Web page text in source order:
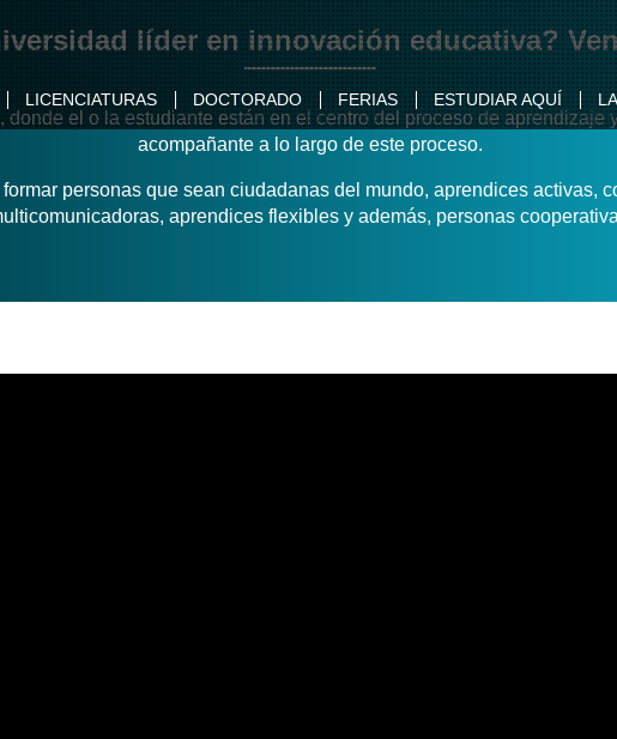
LICENCIATURAS DOCTORADO FERIAS ESTUDIAR AQUÍ
líder en innovación educativa?
, donde el o la estudiante están en el centro del proceso de aprendizaje
acompañante a lo largo de este proceso.
personas que sean ciudadanas del mundo, aprendices activas,
aprendices flexibles y además, personas